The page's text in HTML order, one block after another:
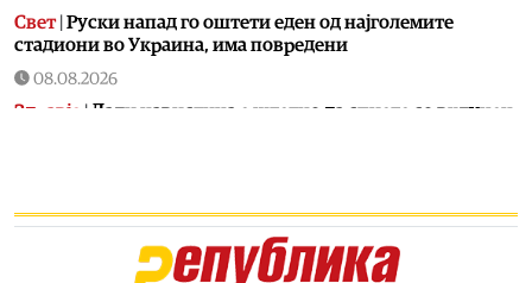
Свет| Руски напад го оштети еден од најголемите
стадиони во Украина, има повредени
08.08.2026
Здравје | Дали навистина е штетно да спиете со вклучен
е договор за Ормуската теснина